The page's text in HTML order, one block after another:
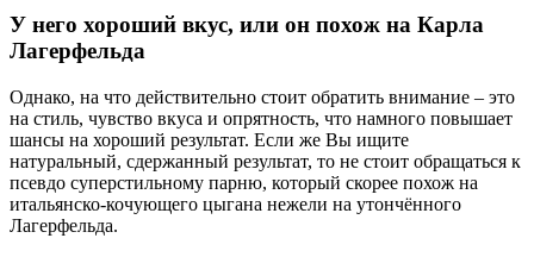
У него хороший вкус, или он похож на Карла
Лагерфельда
Однако, на что действительно стоит обратить внимание – это
на стиль, чувство вкуса и опрятность, что намного повышает
шансы на хороший результат. Если же Вы ищите
натуральный, сдержанный результат, то не стоит обращаться к
псевдо суперстильному парню, который скорее похож на
итальянско-кочующего цыгана нежели на утончённого
Лагерфельда.